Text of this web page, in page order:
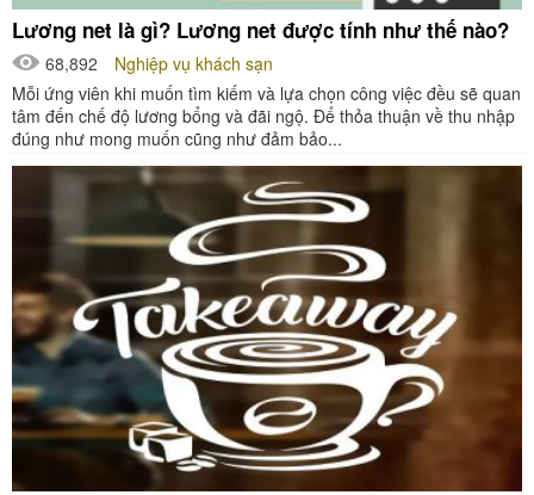
Lương net là gì? Lương net được tính như thế nào?
68,892
Nghiệp vụ khách sạn
Mỗi ứng viên khi muốn tìm kiếm và lựa chọn công việc đều sẽ quan
tâm đến chế độ lương bổng và đãi ngộ. Để thỏa thuận về thu nhập
đúng như mong muốn cũng như đảm bảo...